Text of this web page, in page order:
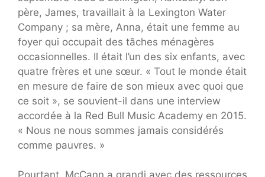
père, James, travaillait à la Lexington Water
Company ; sa mère, Anna, était une femme au
foyer qui occupait des tâches ménagères
occasionnelles. Il était l’un des six enfants, avec
quatre frères et une sœur. « ​​Tout le monde était
en mesure de faire de son mieux avec quoi que
ce soit », se souvient-il dans une interview
accordée à la Red Bull Music Academy en 2015.
« Nous ne nous sommes jamais considérés
comme pauvres. »